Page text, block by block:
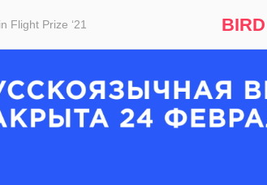
Flight Prize ‘21 BIRD